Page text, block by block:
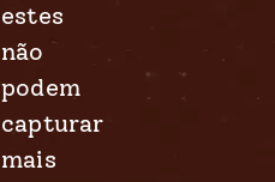
estes
não
podem
capturar
mais